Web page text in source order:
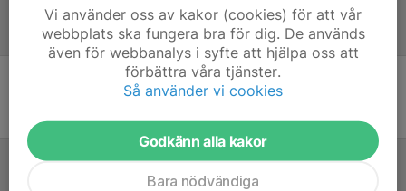
Referat
Inget referat skrivet
Vi använder oss av kakor (cookies) för att vår
webbplats ska fungera bra för dig. De används
även för webbanalys i syfte att hjälpa oss att
förbättra våra tjänster.
Så använder vi cookies
Godkänn alla kakor
Bara nödvändiga